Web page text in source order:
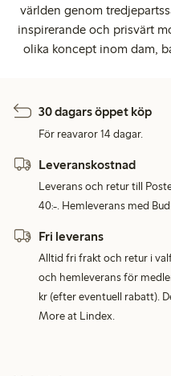
världen genom
inspirerande och prisvärt
olika koncept inom dam,
30 dagars öppet köp
För reavaror 14 dagar.
Leveranskostnad
Leverans och retur till
40:-. Hemleverans med
Fri leverans
Alltid fri frakt och retur i
och hemleverans för
kr (efter eventuell rabatt).
More at Lindex.